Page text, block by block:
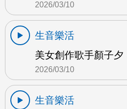
2026/03/10
生音樂活
美女創作歌手顏子夕
2026/03/10
生音樂活